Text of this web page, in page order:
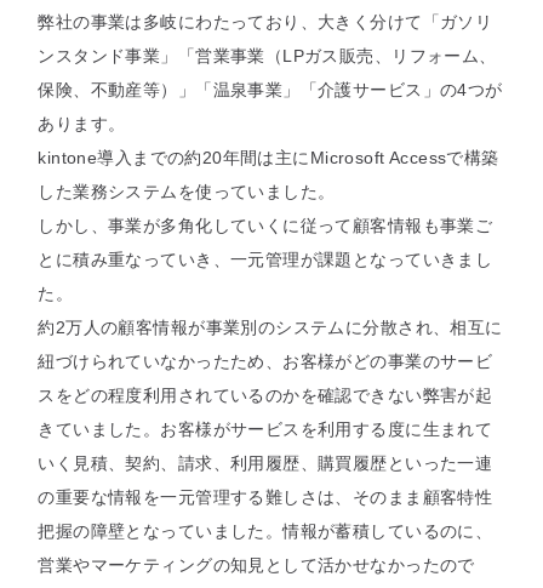
弊社の事業は多岐にわたっており、大きく分けて「ガソリ
ンスタンド事業」「営業事業（LPガス販売、リフォーム、
保険、不動産等）」「温泉事業」「介護サービス」の4つが
あります。
kintone導入までの約20年間は主にMicrosoft Accessで構築
した業務システムを使っていました。
しかし、事業が多角化していくに従って顧客情報も事業ご
とに積み重なっていき、一元管理が課題となっていきまし
た。
約2万人の顧客情報が事業別のシステムに分散され、相互に
紐づけられていなかったため、お客様がどの事業のサービ
スをどの程度利用されているのかを確認できない弊害が起
きていました。お客様がサービスを利用する度に生まれて
いく見積、契約、請求、利用履歴、購買履歴といった一連
の重要な情報を一元管理する難しさは、そのまま顧客特性
把握の障壁となっていました。情報が蓄積しているのに、
営業やマーケティングの知見として活かせなかったので